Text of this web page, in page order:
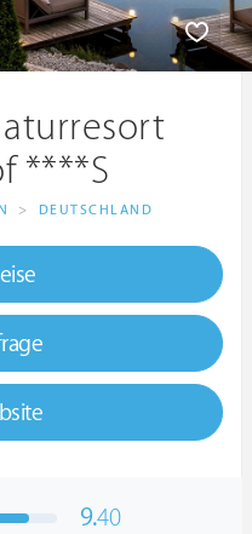
****S
> DEUTSCHLAND
9.40